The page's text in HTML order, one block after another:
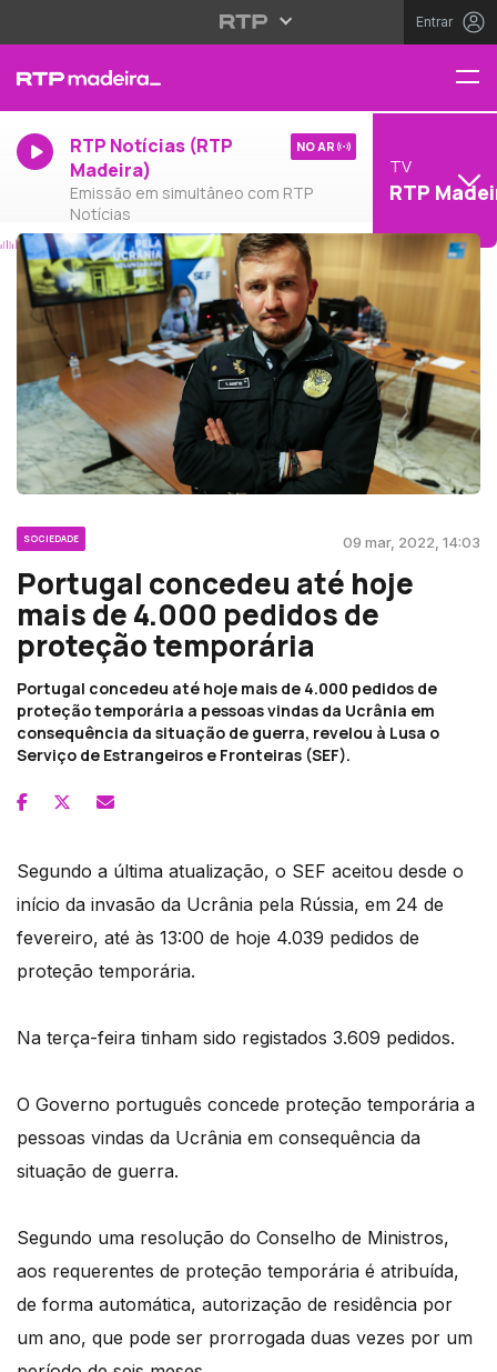
Entrar
RTP Notícias (RTP
Madeira)
Emissão em simultâneo com RTP
Notícias
NO AR
TV
RTP
SOCIEDADE 09 mar, 2022, 14:03
Portugal concedeu até hoje
mais de 4.000 pedidos de
proteção temporária
Portugal concedeu até hoje mais de 4.000 pedidos de
proteção temporária a pessoas vindas da Ucrânia em
consequência da situação de guerra, revelou à Lusa o
Serviço de Estrangeiros e Fronteiras (SEF).
Segundo a última atualização, o SEF aceitou desde o
início da invasão da Ucrânia pela Rússia, em 24 de
fevereiro, até às 13:00 de hoje 4.039 pedidos de
proteção temporária.
Na terça-feira tinham sido registados 3.609 pedidos.
O Governo português concede proteção temporária a
pessoas vindas da Ucrânia em consequência da
situação de guerra.
Segundo uma resolução do Conselho de Ministros,
aos requerentes de proteção temporária é atribuída,
de forma automática, autorização de residência por
um ano, que pode ser prorrogada duas vezes por um